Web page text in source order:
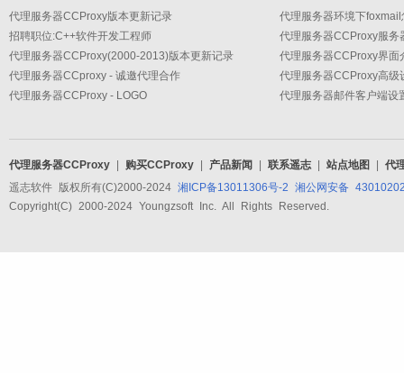
代理服务器CCProxy版本更新记录
招聘职位:C++软件开发工程师
代理服务器CCProxy(2000-2013)版本更新记录
代理服务器CCproxy - 诚邀代理合作
代理服务器CCProxy - LOGO
代理服务器环境下
代理服务器CCProxy服务
代理服务器CCProxy界面
代理服务器CCProxy 购买CCProxy 产品新闻 联系遥志 站点地图
代
遥志软件 版权所有(C)2000-2024 湘ICP备13011306号-2 湘公网安备
Copyright(C) 2000-2024 Youngzsoft Inc. All Rights Reserved.